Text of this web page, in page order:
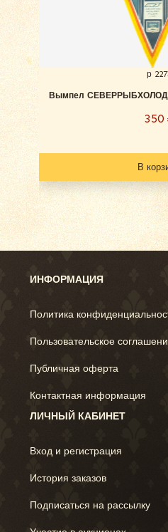
р
Вымпел
350
В
ИНФОРМАЦИЯ
Политика
Пользовательское
Публичная оферта
Контактная информация
ЛИЧНЫЙ КАБИНЕТ
Вход и регистрация
История заказов
Подписаться на рассылку